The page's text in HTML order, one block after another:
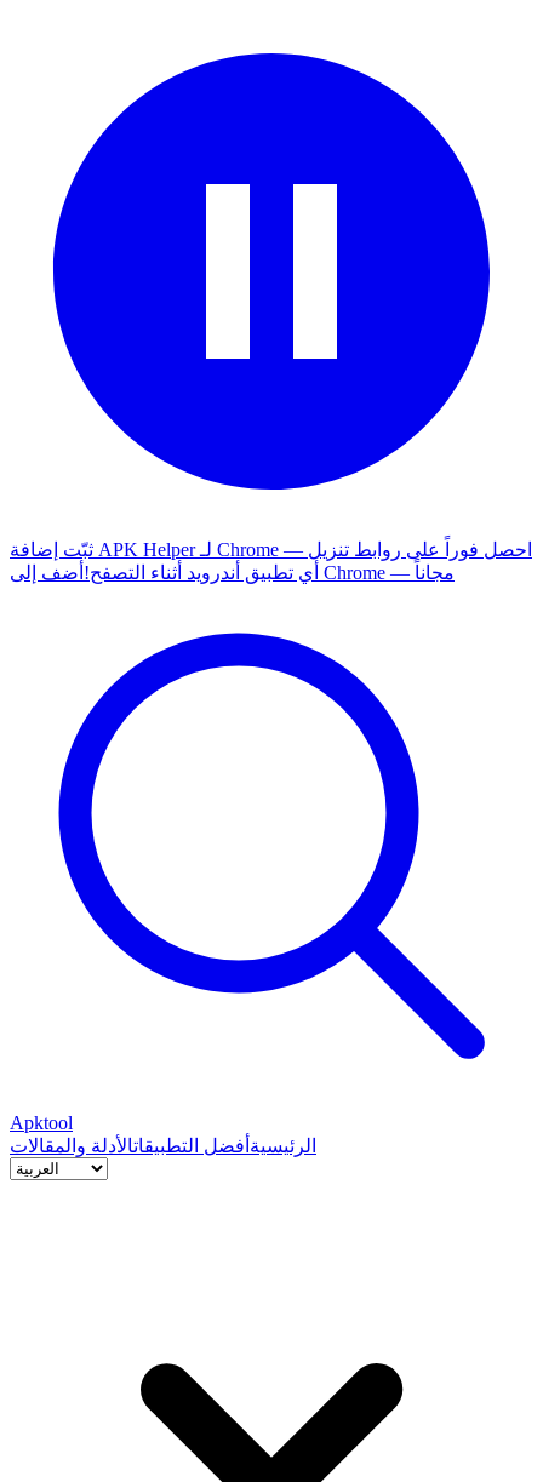
ثبّت إضافة APK Helper لـ Chrome — احصل فوراً على روابط تنزيل
أي تطبيق أندرويد أثناء التصفح!
أضف إلى Chrome — مجاناً
Apktool
الرئيسية أفضل التطبيقاتالأدلة والمقالات